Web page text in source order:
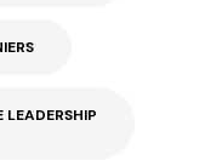
LEADERSHIP